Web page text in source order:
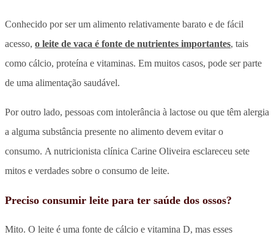
Conhecido por ser um alimento relativamente barato e de fácil
acesso, o leite de vaca é fonte de nutrientes importantes, tais
como cálcio, proteína e vitaminas. Em muitos casos, pode ser parte
de uma alimentação saudável.
Por outro lado, pessoas com intolerância à lactose ou que têm alergia
a alguma substância presente no alimento devem evitar o
consumo. A nutricionista clínica Carine Oliveira esclareceu sete
mitos e verdades sobre o consumo de leite.
Preciso consumir leite para ter saúde dos ossos?
Mito. O leite é uma fonte de cálcio e vitamina D, mas esses